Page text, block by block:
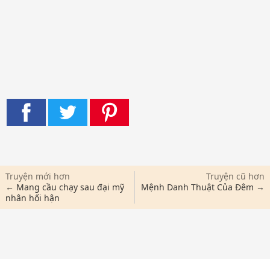
Truyện mới hơn
← Mang cầu chạy sau đại mỹ
nhân hối hận
Truyện cũ hơn
Mệnh Danh Thuật Của Đêm →